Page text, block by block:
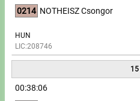
0214 NOTHEISZ Csongor
HUN
LIC:208746
15
00:38:06